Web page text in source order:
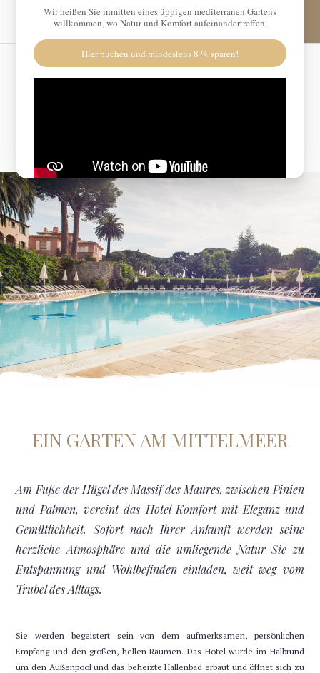
Cookie-Einstellungen
EIN GARTEN AM MITTELMEER
Am Fuße der Hügel des Massif des Maures, zwischen Pinien
und Palmen, vereint das Hotel Komfort mit Eleganz und
Gemütlichkeit. Sofort nach Ihrer Ankunft werden seine
herzliche Atmosphäre und die umliegende Natur Sie zu
Entspannung und Wohlbefinden einladen, weit weg vom
Trubel des Alltags.
Sie werden begeistert sein von dem aufmerksamen, persönlichen
Empfang und den großen, hellen Räumen. Das Hotel wurde im Halbrund
um den Außenpool und das beheizte Hallenbad erbaut und öffnet sich zu
Promo-Code Ankunftsdatum Abfahrtsdatum
Ich habe keinen Promo-Code.
Klicken Sie in den Kalender
AUGUST 2026
MO DI MI DO FR SA SO
28 29 30 31 1 2
4
24 25 26 27 28 29 30
31 1 2 3 4 5 6
Nicht verfügbar
Ändern Sie die Termine Weitermachen